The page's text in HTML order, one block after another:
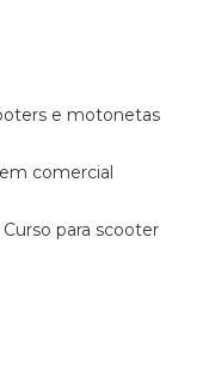
e motonetas
comercial
curso para scooter